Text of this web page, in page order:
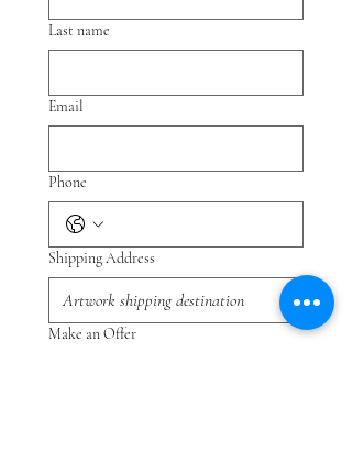
Last name
Email
Phone
Shipping Address
Make an Offer